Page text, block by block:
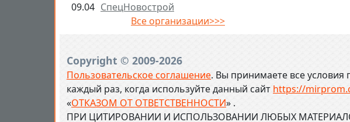
09.04 СпецНовострой
Все организации>>>
Copyright © 2009-2026
Пользовательское соглашение. Вы принимаете все условия
каждый раз, когда используйте данный сайт https://
«ОТКАЗОМ ОТ ОТВЕТСТВЕННОСТИ» .
ПРИ ЦИТИРОВАНИИ И ИСПОЛЬЗОВАНИИ ЛЮБЫХ